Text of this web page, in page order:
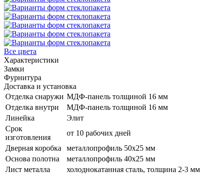
Все цвета
Характеристики
Замки
Фурнитура
Доставка и установка
Отделка снаружи МДФ-панель толщиной 16 мм
Отделка внутри
МДФ-панель толщиной 16 мм
Линейка
Элит
Срок
изготовления
от 10 рабочих дней
Дверная коробка
металлопрофиль 50x25 мм
Основа полотна
металлопрофиль 40x25 мм
Лист металла
холоднокатанная сталь, толщина 2-3 мм